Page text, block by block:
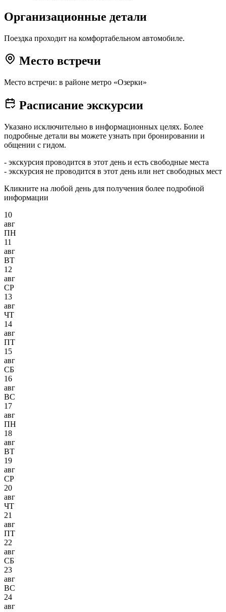
Организационные детали
Поездка проходит на комфортабельном автомобиле.
Место встречи
Место встречи: в районе метро «Озерки»
Расписание экскурсии
Указано исключительно в информационных целях. Более
подробные детали вы можете узнать при бронировании и
общении с гидом.
- экскурсия проводится в этот день и есть свободные места
- экскурсия не проводится в этот день или нет свободных мест
Кликните на любой день для получения более подробной
информации
10
авг
ПН
11
авг
ВТ
12
авг
СР
13
авг
ЧТ
14
авг
ПТ
15
авг
СБ
16
авг
ВС
17
авг
ПН
18
авг
ВТ
19
авг
СР
20
авг
ЧТ
21
авг
ПТ
22
авг
СБ
23
авг
ВС
24
авг